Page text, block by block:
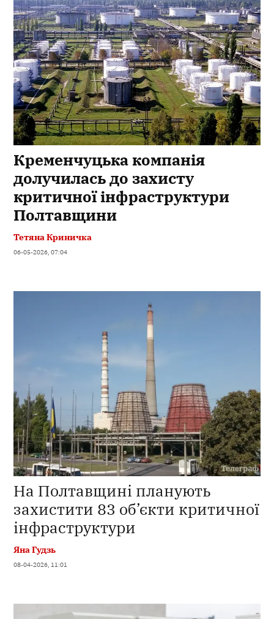
Кременчуцька компанія
долучилась до захисту
критичної інфраструктури
Полтавщини
Тетяна Криничка
06-05-2026, 07:04
На Полтавщині планують
захистити 83 об’єкти критичної
інфраструктури
Яна Гудзь
08-04-2026, 11:01